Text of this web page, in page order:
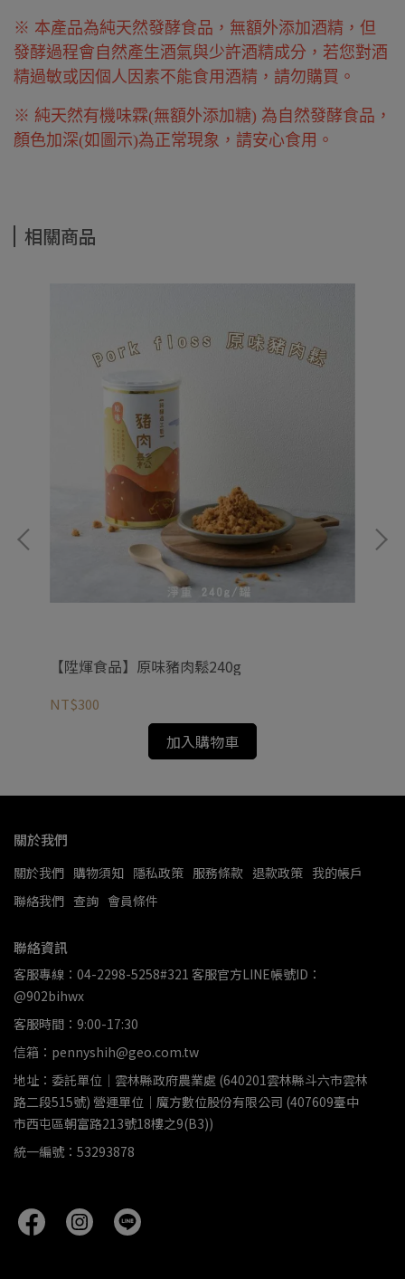
※ 本產品為純天然發酵食品，無額外添加酒精，但
發酵過程會自然產生酒氣與少許酒精成分，若您對酒
精過敏或因個人因素不能食用酒精，請勿購買。
※ 純天然有機味霖(無額外添加糖) 為自然發酵食品，
顏色加深(如圖示)為正常現象，請安心食用。
相關商品
【陞煇食品】原味豬肉鬆240g
NT$300
加入購物車
(
關於我們
關於我們 購物須知 隱私政策 服務條款 退款政策 我的帳戶
聯絡我們 查詢 會員條件
聯絡資訊
客服專線：04-2298-5258#321 客服官方LINE帳號ID：
@902bihwx
客服時間：9:00-17:30
信箱：pennyshih@geo.com.tw
地址：委託單位｜雲林縣政府農業處 (640201雲林縣斗六市雲林
路二段515號) 營運單位｜魔方數位股份有限公司 (407609臺中
市西屯區朝富路213號18樓之9(B3))
統一編號：53293878